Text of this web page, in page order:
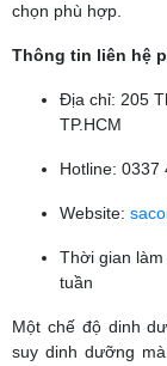
chọn phù hợp.
Thông tin liên hệ
Địa chỉ: 205
TP.HCM
Hotline: 0337
Website:
Thời gian
tuần
Một chế độ dinh
suy dinh dưỡng